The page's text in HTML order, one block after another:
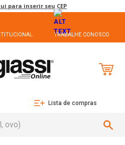
para inserir seu CEP
TRABALHE CONOSCO
Lista de compras